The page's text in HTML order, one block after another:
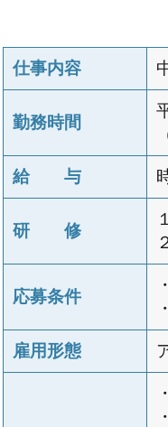
仕事内容
勤務時間
給 与
研 修
応募条件
雇用形態